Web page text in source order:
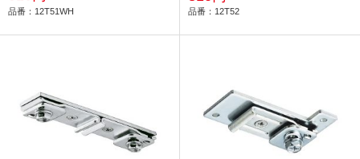
品番：12T51WH 品番：12T52